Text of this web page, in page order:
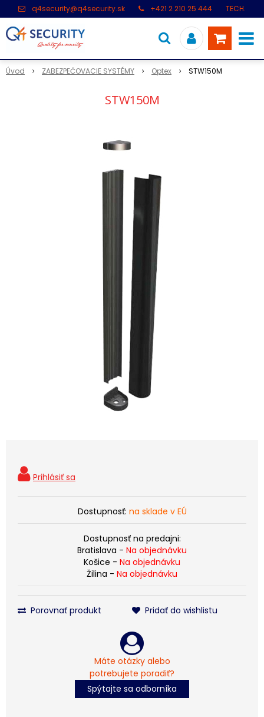
q4security@q4security.sk +421 2 210 25 444
TECH.
Úvod ZABEZPEČOVACIE SYSTÉMY Optex STW150M
STW150M
Dostupnosť: na sklade v EÚ
Dostupnosť na predajni:
Bratislava - Na objednávku
Košice - Na objednávku
Žilina - Na objednávku
Porovnať produkt Pridať do wishlistu
Máte otázky alebo
potrebujete poradiť?
Spýtajte sa odborníka